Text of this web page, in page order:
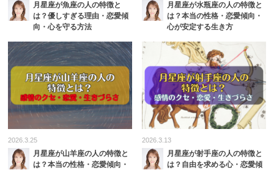
月星座が魚座の人の特徴と
は？優しすぎる理由・恋愛傾
向・心を守る方法
月星座が水瓶座の人の特徴と
は？本当の性格・恋愛傾向・
心が安定する生き方
2026.3.25
月星座が山羊座の人の特徴と
は？本当の性格・恋愛傾向・
2026.3.13
月星座が射手座の人の特徴と
は？自由を求める心・恋愛傾